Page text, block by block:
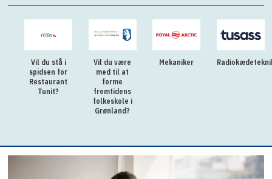
Vil du være
med til at
forme
fremtidens
Mekaniker RadiokædeteknikerPrivatrådgiver